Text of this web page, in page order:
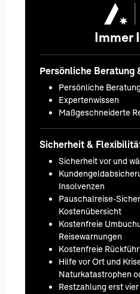
Immer
Persönliche Beratung
Persönliche
Expertenwissen
Maßgeschneiderte
Sicherheit &
Sicherheit vor und
Insolvenzen
Pauschalreise-
Kostenübersicht
Kostenfreie
Reisewarnungen
Kostenfreie
Hilfe vor Ort und
Naturkatastrophen
Restzahlung erst